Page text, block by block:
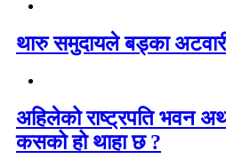
थारु समुदायले बड्का
अहिलेको राष्ट्रपति भवन
कसको हो थाहा छ ?